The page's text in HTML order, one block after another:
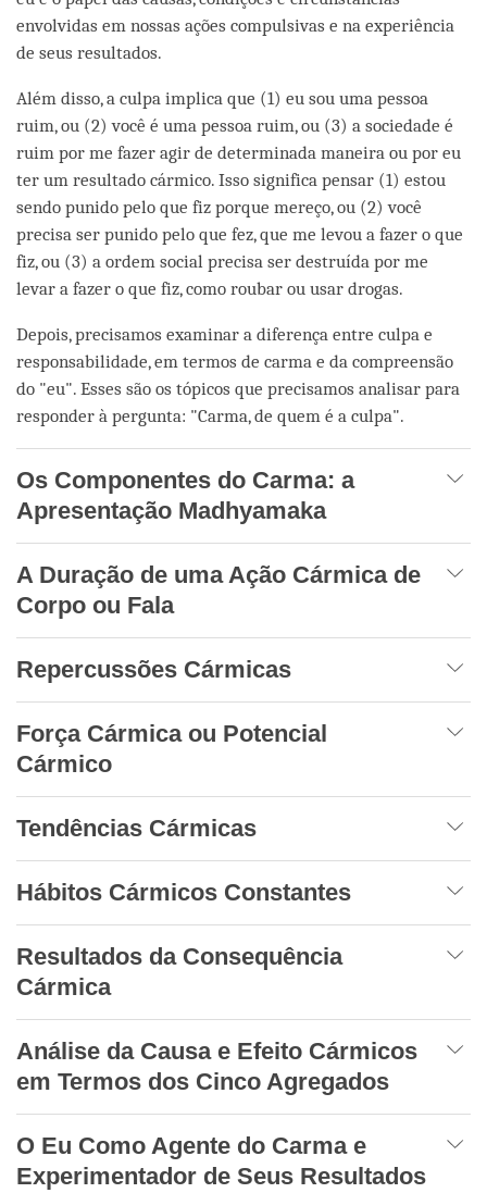
envolvidas em nossas ações compulsivas e na experiência
de seus resultados.
Além disso, a culpa implica que (1) eu sou uma pessoa
ruim, ou (2) você é uma pessoa ruim, ou (3) a sociedade é
ruim por me fazer agir de determinada maneira ou por eu
ter um resultado cármico. Isso significa pensar (1) estou
sendo punido pelo que fiz porque mereço, ou (2) você
precisa ser punido pelo que fez, que me levou a fazer o que
fiz, ou (3) a ordem social precisa ser destruída por me
levar a fazer o que fiz, como roubar ou usar drogas.
Depois, precisamos examinar a diferença entre culpa e
responsabilidade, em termos de carma e da compreensão
do "eu". Esses são os tópicos que precisamos analisar para
responder à pergunta: "Carma, de quem é a culpa".
Os Componentes do Carma: a
Apresentação Madhyamaka
A Duração de uma Ação Cármica de
Corpo ou Fala
Repercussões Cármicas
Força Cármica ou Potencial
Cármico
Tendências Cármicas
Hábitos Cármicos Constantes
Resultados da Consequência
Cármica
Análise da Causa e Efeito Cármicos
em Termos dos Cinco Agregados
O Eu Como Agente do Carma e
Experimentador de Seus Resultados